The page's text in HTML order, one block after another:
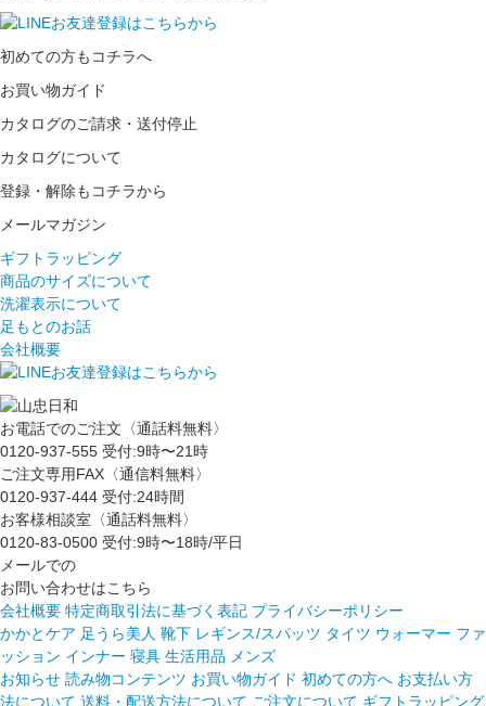
初めての方もコチラへ
お買い物ガイド
カタログのご請求・送付停止
カタログについて
登録・解除もコチラから
メールマガジン
ギフトラッピング
商品のサイズについて
洗濯表示について
足もとのお話
会社概要
お電話でのご注文〈通話料無料〉
0120-937-555 受付:9時〜21時
ご注文専用FAX〈通信料無料〉
0120-937-444 受付:24時間
お客様相談室〈通話料無料〉
0120-83-0500 受付:9時〜18時/平日
メールでの
お問い合わせはこちら
会社概要 特定商取引法に基づく表記 プライバシーポリシー
かかとケア 足うら美人 靴下 レギンス/スパッツ タイツ ウォーマー ファ
ッション インナー 寝具 生活用品 メンズ
お知らせ 読み物コンテンツ お買い物ガイド 初めての方へ お支払い方
法について 送料・配送方法について ご注文について ギフトラッピング